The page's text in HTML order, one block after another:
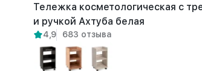
Тележка косметологическая с
и ручкой Ахтуба белая
4,9 683 отзыва